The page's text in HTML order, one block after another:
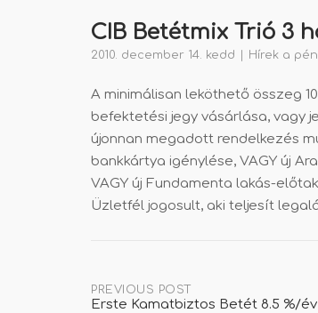
CIB Betétmix Trió 3
2010. december 14. kedd Hírek a
A minimálisan leköthető összeg
befektetési jegy vásárlása, vagy
újonnan megadott rendelkezés
bankkártya igénylése, VAGY új
VAGY új Fundamenta lakás-
Üzletfél jogosult, aki teljesít
Post
PREVIOUS POST
Erste Kamatbiztos Betét 8.5 %/év